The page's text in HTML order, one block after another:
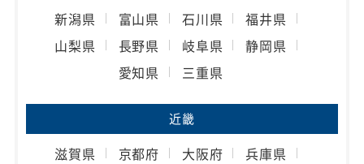
新潟県 富山県 石川県
福井県
山梨県
長野県 岐阜県
静岡県
愛知県
三重県
近畿
滋賀県 京都府 大阪府
兵庫県